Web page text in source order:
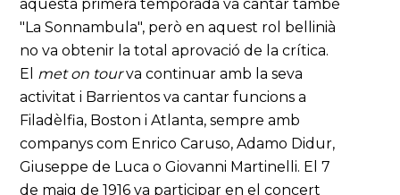
aquesta primera temporada va cantar també
"La Sonnambula", però en aquest rol bellinià
no va obtenir la total aprovació de la crítica.
El met on tourva continuar amb la seva
activitat i Barrientos va cantar funcions a
Filadèlfia, Boston i Atlanta, sempre amb
companys com Enrico Caruso, Adamo Didur,
Giuseppe de Luca o Giovanni Martinelli. El 7
de maig de 1916 va participar en el concert